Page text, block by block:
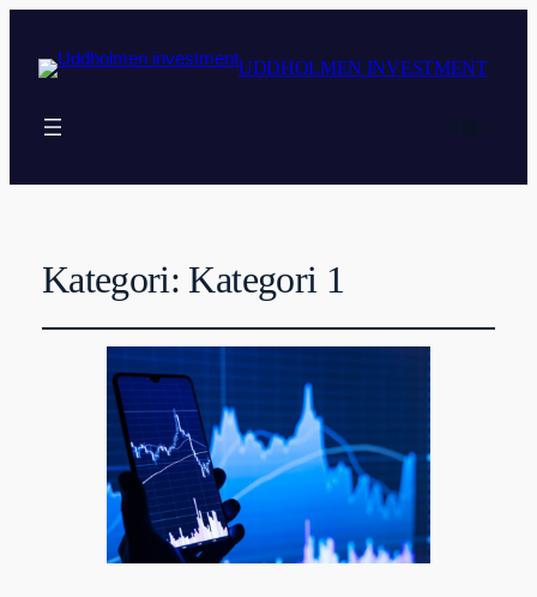
UDDHOLMEN INVESTMENT
Kategori: Kategori 1